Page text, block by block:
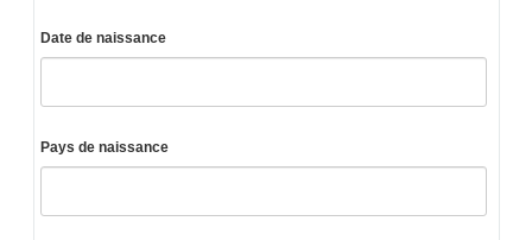
Date de naissance
Pays de naissance